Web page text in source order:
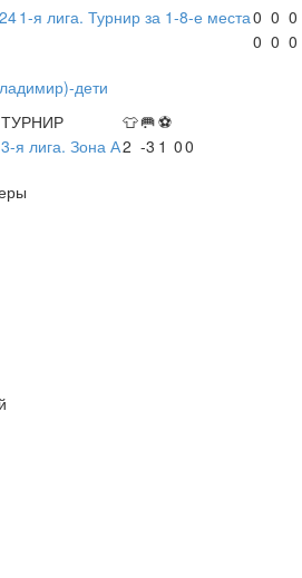
1-я лига. Турнир за 1-8-е места0 0 0
0 0 0
дети
ТУРНИР 👕🥅⚽
3-я лига. Зона А2 -3 1 00